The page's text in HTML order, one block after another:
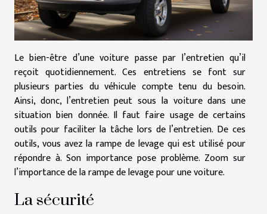
Le bien-être d’une voiture passe par l’entretien qu’il
reçoit quotidiennement. Ces entretiens se font sur
plusieurs parties du véhicule compte tenu du besoin.
Ainsi, donc, l’entretien peut sous la voiture dans une
situation bien donnée. Il faut faire usage de certains
outils pour faciliter la tâche lors de l’entretien. De ces
outils, vous avez la rampe de levage qui est utilisé pour
répondre à. Son importance pose problème. Zoom sur
l’importance de la rampe de levage pour une voiture.
La sécurité